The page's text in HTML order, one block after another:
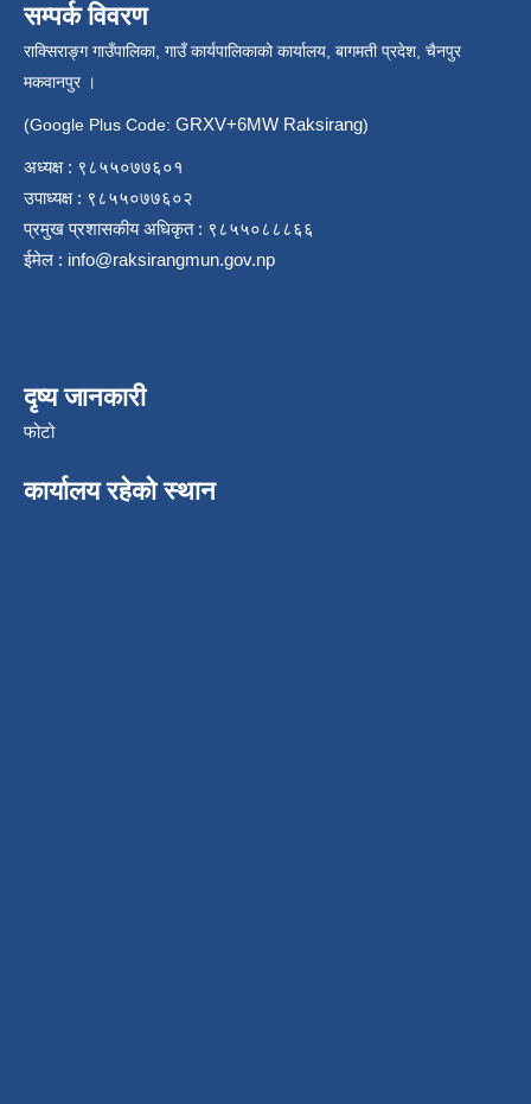
सम्पर्क विवरण
राक्सिराङ्ग गाउँपालिका, गाउँ कार्यपालिकाको कार्यालय, बागमती प्रदेश, चैनपुर
मकवानपुर ।
(Google Plus Code: GRXV+6MW Raksirang)
अध्यक्ष : ९८५५०७७६०१
उपाध्यक्ष : ९८५५०७७६०२
प्रमुख प्रशासकीय अधिकृत : ९८५५०८८८६६
ईमेल : info@raksirangmun.gov.np
दृष्य जानकारी
फोटो
कार्यालय रहेको स्थान